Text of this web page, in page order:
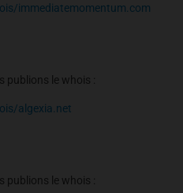
immediatemomentum.com
publions le whois :
algexia.net
publions le whois :